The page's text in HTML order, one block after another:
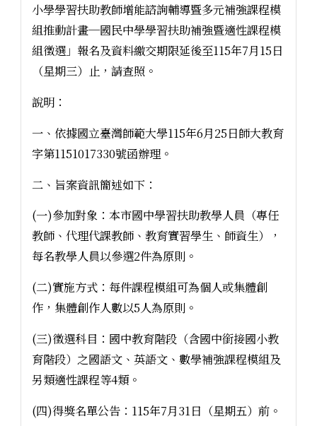
小學學習扶助教師增能諮詢輔導暨多元補強課程模
組推動計畫─國民中學學習扶助補強暨適性課程模
組徵選」報名及資料繳交期限延後至115年7月15日
（星期三）止，請查照。
說明：
一、依據國立臺灣師範大學115年6月25日師大教育
字第1151017330號函辦理。
二、旨案資訊簡述如下：
(一)參加對象：本市國中學習扶助教學人員（專任
教師、代理代課教師、教育實習學生、師資生），
每名教學人員以參選2件為原則。
(二)實施方式：每件課程模組可為個人或集體創
作，集體創作人數以5人為原則。
(三)徵選科目：國中教育階段（含國中銜接國小教
育階段）之國語文、英語文、數學補強課程模組及
另類適性課程等4類。
(四)得獎名單公告：115年7月31日（星期五）前。